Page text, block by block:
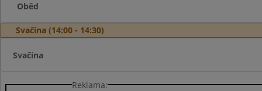
Oběd
Svačina (14:00 - 14:30)
Svačina
Reklama: